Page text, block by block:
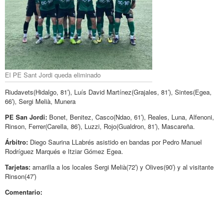
El PE Sant Jordi queda eliminado
Riudavets(Hidalgo, 81′), Luís David Martínez(Grajales, 81′), Sintes(Egea,
66′), Sergi Melià, Munera
PE San Jordi: Bonet, Benitez, Casco(Ndao, 61′), Reales, Luna, Alfenoni,
Rinson, Ferrer(Carella, 86′), Luzzi, Rojo(Gualdron, 81′), Mascareña.
Árbitro: Diego Saurina LLabrés asistido en bandas por Pedro Manuel
Rodríguez Marqués e Itziar Gómez Egea.
Tarjetas: amarilla a los locales Sergi Melià(72′) y Olives(90′) y al visitante
Rinson(47′)
Comentario: